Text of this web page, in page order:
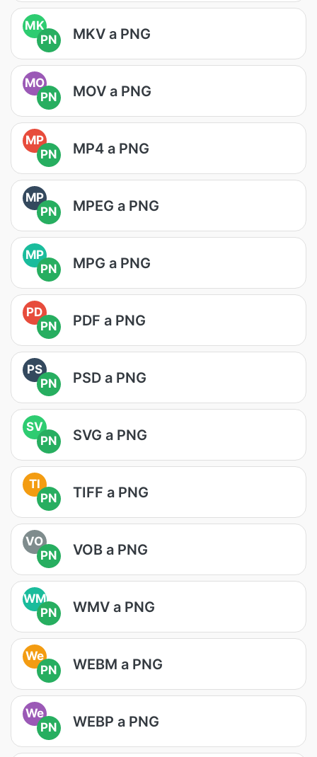
MK
PN
MKV a PNG
MO
PN
MOV a PNG
MP
PN
MP4 a PNG
MP
PN
MPEG a PNG
MP
PN
MPG a PNG
PD
PN
PDF a PNG
PS
PN
PSD a PNG
SV
PN
SVG a PNG
TI
PN
TIFF a PNG
VO
PN
VOB a PNG
WM
PN
WMV a PNG
We
PN
WEBM a PNG
We
PN
WEBP a PNG